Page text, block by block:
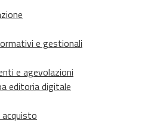
e gestionali
e agevolazioni
editoria digitale
acquisto